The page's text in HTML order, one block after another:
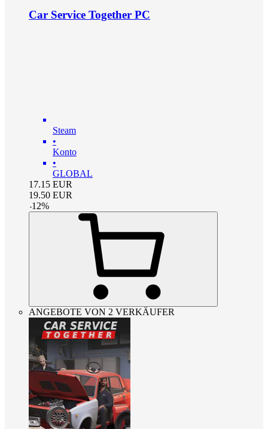
Car Service Together PC
Steam
•
Konto
•
GLOBAL
17.15 EUR
19.50 EUR
-12%
ANGEBOTE VON 2 VERKÄUFER